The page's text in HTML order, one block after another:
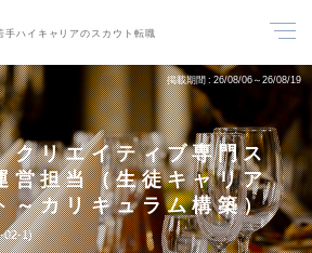
手ハイキャリアのスカウト転職
掲載期間 26/08/06～26/08/19
クリエイティブ専門ス
営担当（生徒キャリア
～カリキュラム構築）
02-1